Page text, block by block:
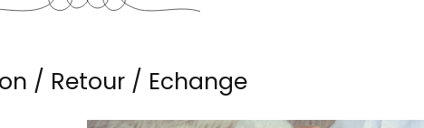
/ Retour / Echange